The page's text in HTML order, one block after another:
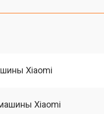
Xiaomi
Xiaomi